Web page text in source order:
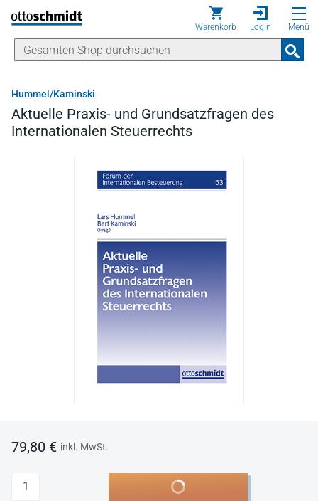
Direkt zum Inhalt
Warenkorb Login Menü
Hummel/Kaminski
Aktuelle Praxis- und Grundsatzfragen des
Internationalen Steuerrechts
79,80 € inkl. MwSt.
Anzahl In den Warenkorb